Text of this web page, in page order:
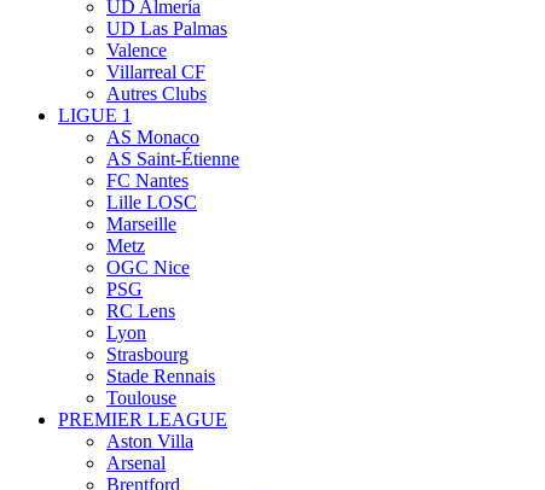
UD Almería
UD Las Palmas
Valence
Villarreal CF
Autres Clubs
LIGUE 1
AS Monaco
AS Saint-Étienne
FC Nantes
Lille LOSC
Marseille
Metz
OGC Nice
PSG
RC Lens
Lyon
Strasbourg
Stade Rennais
Toulouse
PREMIER LEAGUE
Aston Villa
Arsenal
Brentford